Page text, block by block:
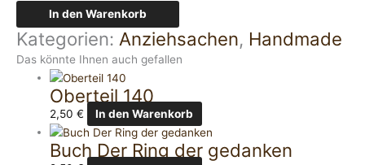
In den Warenkorb
Kategorien: Anziehsachen, Handmade
Das könnte Ihnen auch gefallen
Oberteil 140
2,50€ In den Warenkorb
Buch Der Ring der gedanken